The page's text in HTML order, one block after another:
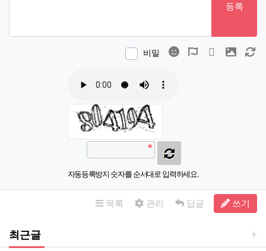
등록
비밀 이모티콘폰트어썸
동영상 이미지
자동등록방지 숫자를 순서대로 입력하세요.
목록 관리 답글 쓰기
최근글